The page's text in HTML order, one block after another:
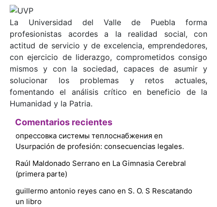
La Universidad del Valle de Puebla forma
profesionistas acordes a la realidad social, con
actitud de servicio y de excelencia, emprendedores,
con ejercicio de liderazgo, comprometidos consigo
mismos y con la sociedad, capaces de asumir y
solucionar los problemas y retos actuales,
fomentando el análisis crítico en beneficio de la
Humanidad y la Patria.
Comentarios recientes
опрессовка системы теплоснабжения en
Usurpación de profesión: consecuencias legales.
Raúl Maldonado Serrano en La Gimnasia Cerebral
(primera parte)
guillermo antonio reyes cano en S. O. S Rescatando
un libro